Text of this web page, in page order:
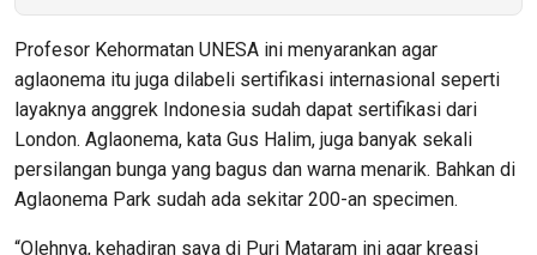
Profesor Kehormatan UNESA ini menyarankan agar
aglaonema itu juga dilabeli sertifikasi internasional seperti
layaknya anggrek Indonesia sudah dapat sertifikasi dari
London. Aglaonema, kata Gus Halim, juga banyak sekali
persilangan bunga yang bagus dan warna menarik. Bahkan di
Aglaonema Park sudah ada sekitar 200-an specimen.
“Olehnya, kehadiran saya di Puri Mataram ini agar kreasi